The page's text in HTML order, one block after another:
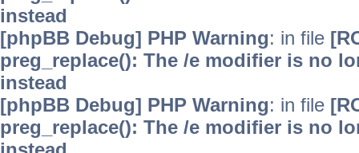
instead
[phpBB Debug] PHP Warning: in file
preg_replace(): The /e modifier is no
instead
[phpBB Debug] PHP Warning: in file
preg_replace(): The /e modifier is no